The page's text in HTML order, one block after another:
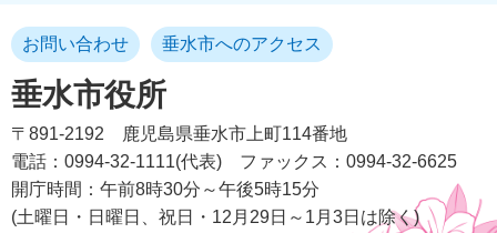
垂水市役所
お問い合わせ 垂水市へのアクセス
〒891-2192
鹿児島県垂水市上町114番地
電話：0994-32-1111(代表)
ファックス：0994-32-6625
開庁時間：午前8時30分～午後5時15分
(土曜日・日曜日、祝日・12月29日～1月3日は除く)